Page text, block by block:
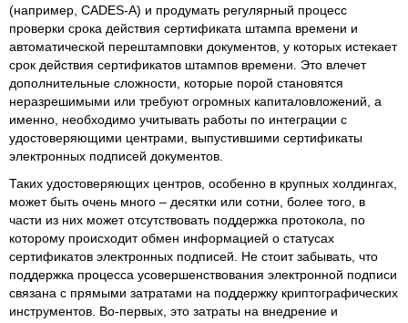
(например, CADES-A) и продумать регулярный процесс
проверки срока действия сертификата штампа времени и
автоматической перештамповки документов, у которых истекает
срок действия сертификатов штампов времени. Это влечет
дополнительные сложности, которые порой становятся
неразрешимыми или требуют огромных капиталовложений, а
именно, необходимо учитывать работы по интеграции с
удостоверяющими центрами, выпустившими сертификаты
электронных подписей документов.
Таких удостоверяющих центров, особенно в крупных холдингах,
может быть очень много – десятки или сотни, более того, в
части из них может отсутствовать поддержка протокола, по
которому происходит обмен информацией о статусах
сертификатов электронных подписей. Не стоит забывать, что
поддержка процесса усовершенствования электронной подписи
связана с прямыми затратами на поддержку криптографических
инструментов. Во-первых, это затраты на внедрение и